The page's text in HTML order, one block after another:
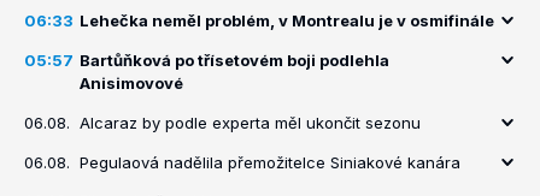
06:33 Lehečka neměl problém, v Montrealu je v osmifinále
05:57 Bartůňková po třísetovém boji podlehla
Anisimovové
06.08. Alcaraz by podle experta měl ukončit sezonu
06.08. Pegulaová nadělila přemožitelce Siniakové kanára